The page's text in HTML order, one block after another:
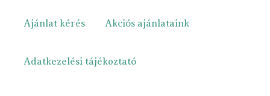
Ajánlat kérés Akciós ajánlataink
Adatkezelési tájékoztató